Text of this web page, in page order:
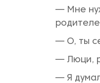
— Мне
— О, ты
— Люци,
— Я